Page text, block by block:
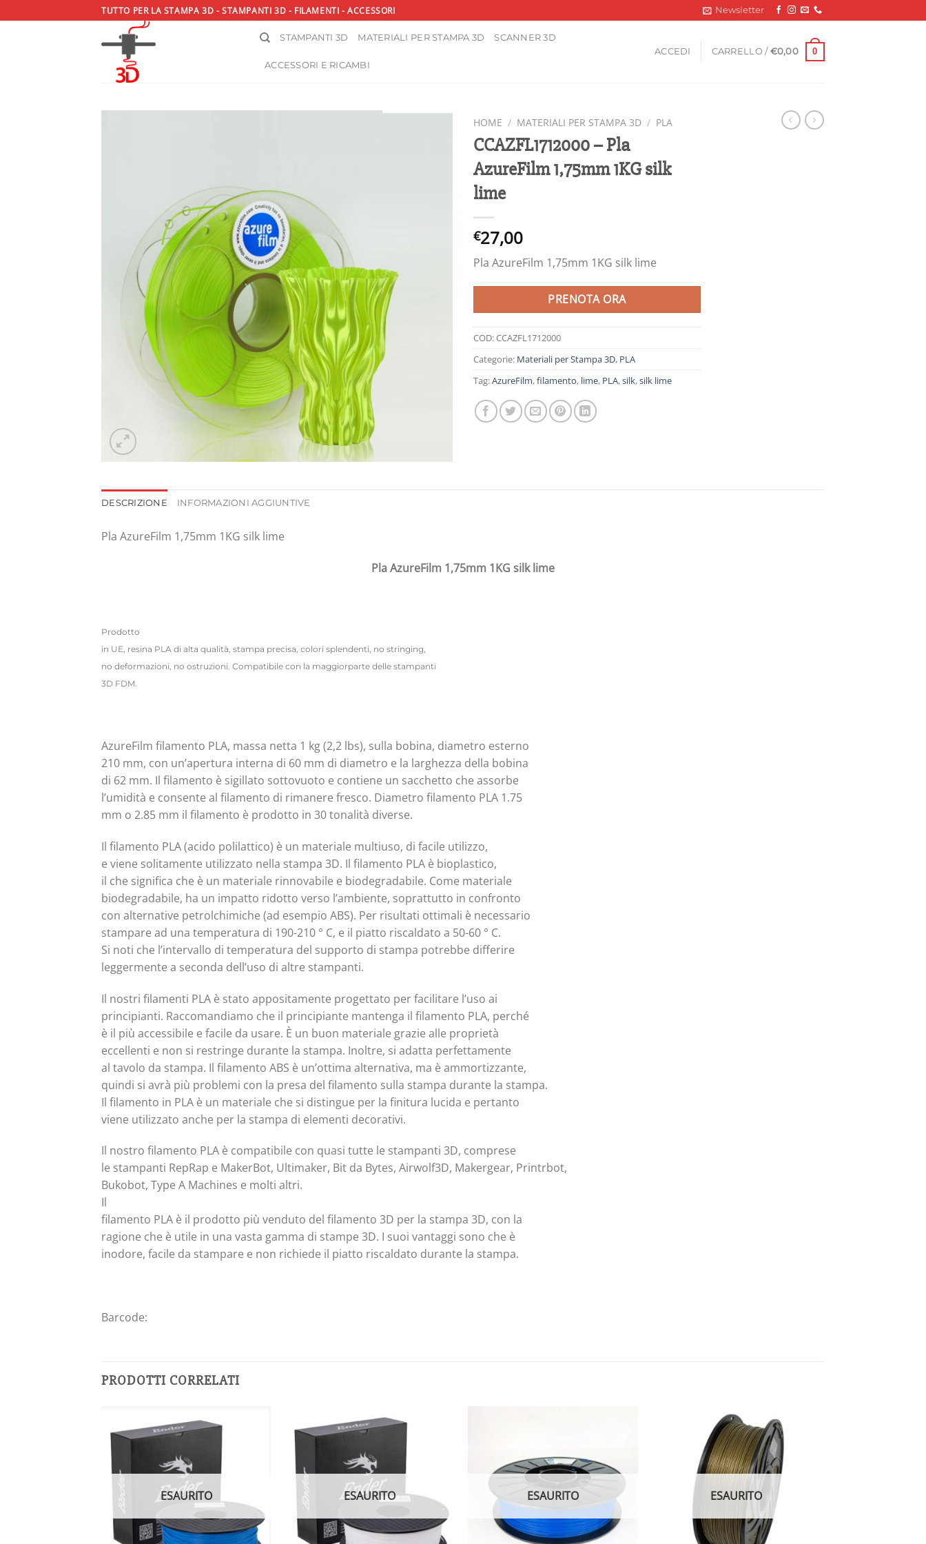
ai
TUTTO PER LA STAMPA 3D - STAMPANTI 3D - FILAMENTI - ACCESSORI Newsletter
STAMPANTI 3D MATERIALI PER STAMPA 3D SCANNER 3D
ACCESSORI E RICAMBI
ACCEDI CARRELLO / €0,00 0
HOME / MATERIALI PER STAMPA 3D / PLA
CCAZFL1712000 – Pla
AzureFilm 1,75mm 1KG silk
lime
€27,00
Pla AzureFilm 1,75mm 1KG silk lime
PRENOTA ORA
COD:CCAZFL1712000
Categorie: Materiali per Stampa 3D, PLA
Tag:AzureFilm,filamento, lime, PLA,silk,silk lime
DESCRIZIONE INFORMAZIONI AGGIUNTIVE
Pla AzureFilm 1,75mm 1KG silk lime
Pla AzureFilm 1,75mm 1KG silk lime
Prodotto
in UE, resina PLA di alta qualità, stampa precisa, colori splendenti, no stringing,
no deformazioni, no ostruzioni. Compatibile con la maggiorparte delle stampanti
3D FDM.
AzureFilm filamento PLA, massa netta 1 kg (2,2 lbs), sulla bobina, diametro esterno
210 mm, con un’apertura interna di 60 mm di diametro e la larghezza della bobina
di 62 mm. Il filamento è sigillato sottovuoto e contiene un sacchetto che assorbe
l’umidità e consente al filamento di rimanere fresco. Diametro filamento PLA 1.75
mm o 2.85 mm il filamento è prodotto in 30 tonalità diverse.
Il filamento PLA (acido polilattico) è un materiale multiuso, di facile utilizzo,
e viene solitamente utilizzato nella stampa 3D. Il filamento PLA è bioplastico,
il che significa che è un materiale rinnovabile e biodegradabile. Come materiale
biodegradabile, ha un impatto ridotto verso l’ambiente, soprattutto in confronto
con alternative petrolchimiche (ad esempio ABS). Per risultati ottimali è necessario
stampare ad una temperatura di 190-210 ° C, e il piatto riscaldato a 50-60 ° C.
Si noti che l’intervallo di temperatura del supporto di stampa potrebbe differire
leggermente a seconda dell’uso di altre stampanti.
Il nostri filamenti PLA è stato appositamente progettato per facilitare l’uso ai
principianti. Raccomandiamo che il principiante mantenga il filamento PLA, perché
è il più accessibile e facile da usare. È un buon materiale grazie alle proprietà
eccellenti e non si restringe durante la stampa. Inoltre, si adatta perfettamente
al tavolo da stampa. Il filamento ABS è un’ottima alternativa, ma è ammortizzante,
quindi si avrà più problemi con la presa del filamento sulla stampa durante la stampa.
Il filamento in PLA è un materiale che si distingue per la finitura lucida e pertanto
viene utilizzato anche per la stampa di elementi decorativi.
Il nostro filamento PLA è compatibile con quasi tutte le stampanti 3D, comprese
le stampanti RepRap e MakerBot, Ultimaker, Bit da Bytes, Airwolf3D, Makergear, Printrbot,
Bukobot, Type A Machines e molti altri.
Il
filamento PLA è il prodotto più venduto del filamento 3D per la stampa 3D, con la
ragione che è utile in una vasta gamma di stampe 3D. I suoi vantaggi sono che è
inodore, facile da stampare e non richiede il piatto riscaldato durante la stampa.
Barcode:
PRODOTTI CORRELATI
ESAURITO ESAURITO ESAURITO ESAURITO